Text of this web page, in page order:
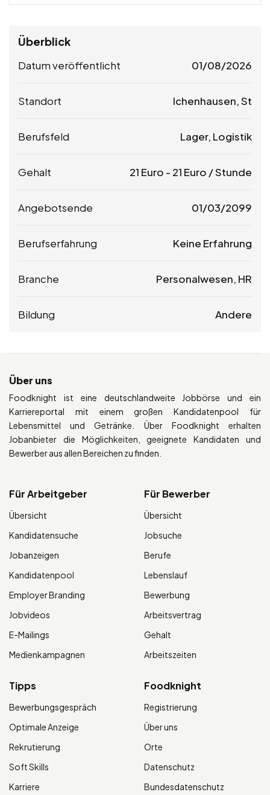
Überblick
Datum veröffentlicht 01/08/2026
Standort Ichenhausen, St
Berufsfeld Lager, Logistik
Gehalt 21 Euro - 21 Euro / Stunde
Angebotsende 01/03/2099
Berufserfahrung Keine Erfahrung
Branche Personalwesen, HR
Bildung Andere
Über uns
Foodknight ist eine deutschlandweite Jobbörse und ein
Karriereportal mit einem großen Kandidatenpool für
Lebensmittel und Getränke. Über Foodknight erhalten
Jobanbieter die Möglichkeiten, geeignete Kandidaten und
Bewerber aus allen Bereichen zu finden.
Für Arbeitgeber
Übersicht
Kandidatensuche
Jobanzeigen
Kandidatenpool
Employer Branding
Jobvideos
E-Mailings
Medienkampagnen
Für Bewerber
Übersicht
Jobsuche
Berufe
Lebenslauf
Bewerbung
Arbeitsvertrag
Gehalt
Arbeitszeiten
Tipps
Bewerbungsgespräch
Optimale Anzeige
Rekrutierung
Soft Skills
Karriere
Foodknight
Registrierung
Über uns
Orte
Datenschutz
Bundesdatenschutz